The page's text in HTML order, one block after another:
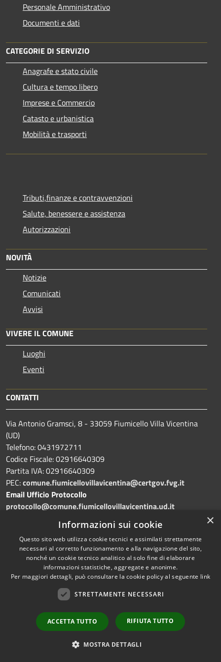
Personale Amministrativo
Documenti e dati
CATEGORIE DI SERVIZIO
Anagrafe e stato civile
Cultura e tempo libero
Imprese e Commercio
Catasto e urbanistica
Mobilità e trasporti
Tributi,finanze e contravvenzioni
Salute, benessere e assistenza
Autorizzazioni
NOVITÀ
Notizie
Comunicati
Avvisi
VIVERE IL COMUNE
Luoghi
Eventi
CONTATTI
Via Antonio Gramsci, 8 - 33059 Fiumicello Villa Vicentina
(UD)
Telefono: 0431972711
Codice Fiscale: 02916640309
Partita IVA: 02916640309
PEC:comune.fiumicellovillavicentina@certgov.fvg.it
Email Ufficio Protocollo
protocollo@comune.fiumicellovillavicentina.ud.it
c_m400
Prenotazione appuntamento
Segnalazione disservizio
×
Informazioni sui cookie
Questo sito web utilizza cookie tecnici e assimilati strettamente
necessari al corretto funzionamento e alla navigazione del sito,
nonché un cookie tecnico analitico al solo fine di elaborare
informazioni statistiche, aggregate e anonime.
Per maggiori dettagli, può consultare la cookie policy al seguente link
STRETTAMENTE NECESSARI
ACCETTA TUTTO RIFIUTA TUTTO
MOSTRA DETTAGLI